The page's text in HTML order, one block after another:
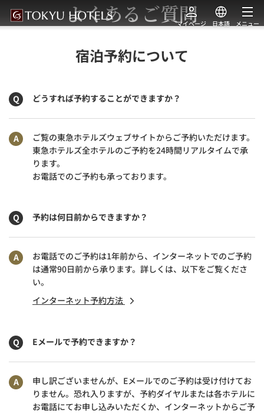
マイページ 日本語 メニュー
よくあるご質問
宿泊予約について
どうすれば予約することができますか？
ご覧の東急ホテルズウェブサイトからご予約いただけます。
東急ホテルズ全ホテルのご予約を24時間リアルタイムで承
ります。
お電話でのご予約も承っております。
予約は何日前からできますか？
お電話でのご予約は1年前から、インターネットでのご予約
は通常90日前から承ります。詳しくは、以下をご覧くださ
い。
インターネット予約方法
Eメールで予約できますか？
申し訳ございませんが、Eメールでのご予約は受け付けてお
りません。恐れ入りますが、予約ダイヤルまたは各ホテルに
お電話にてお申し込みいただくか、インターネットからご予